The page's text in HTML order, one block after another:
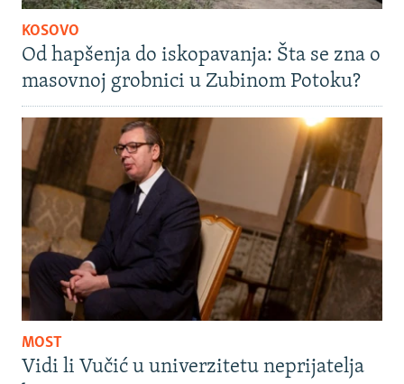
KOSOVO
Od hapšenja do iskopavanja: Šta se zna o
masovnoj grobnici u Zubinom Potoku?
MOST
Vidi li Vučić u univerzitetu neprijatelja